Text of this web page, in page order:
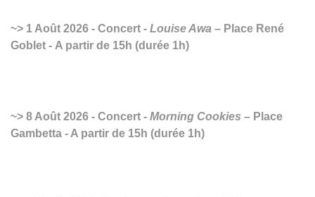
1 Août 2026 - Concert - Louise Awa – Place René
Goblet - A partir de 15h (durée 1h)
8 Août 2026 - Concert - Morning Cookies – Place
Gambetta - A partir de 15h (durée 1h)